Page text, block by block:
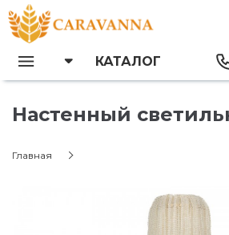
КАТАЛОГ
Настенный
Главная